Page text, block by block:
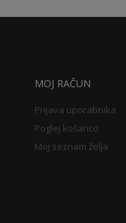
MOJ RAČUN
Prijava uporabnika
Poglej košarico
Moj seznam želja